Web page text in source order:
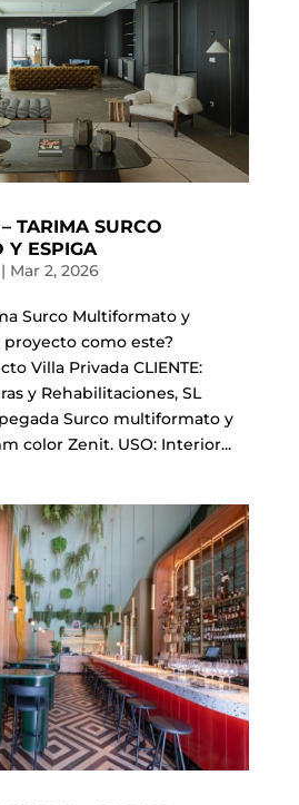
TARIMA SURCO
Y ESPIGA
| Mar 2, 2026
Surco Multiformato y
proyecto como este?
Villa Privada CLIENTE:
y Rehabilitaciones, SL
pegada Surco multiformato y
color Zenit. USO: Interior...